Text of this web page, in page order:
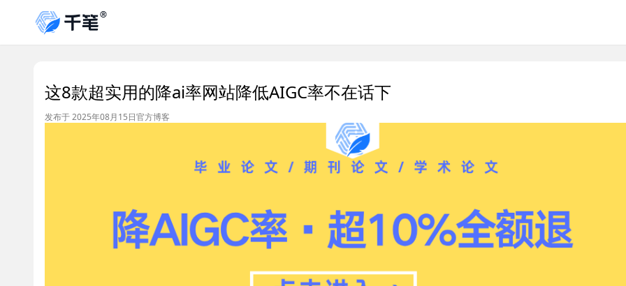
这8款超实用的降ai率网站降低AIGC率不在话下
发布于 2025年08月15日官方博客